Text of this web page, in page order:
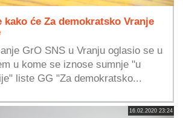
će Za demokratsko Vranje
GrO SNS u Vranju oglasio se u
u kome se iznose sumnje "u
liste GG "Za demokratsko...
16.02.2020 23:24